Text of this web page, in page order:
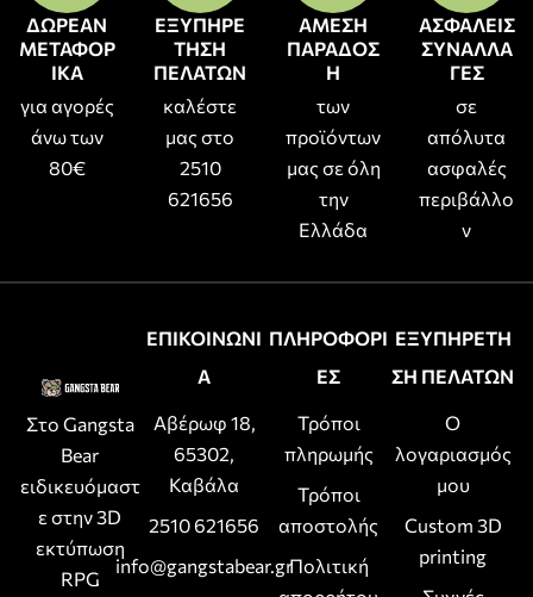
ΔΩΡΕΑΝ
ΜΕΤΑΦΟΡ
ΙΚΑ
για αγορές
άνω των
80€
ΕΞΥΠΗΡΕ
ΤΗΣΗ
ΠΕΛΑΤΩΝ
καλέστε
μας στο
2510
621656
ΑΜΕΣΗ
ΠΑΡΑΔΟΣ
Η
των
προϊόντων
μας σε όλη
την
Ελλάδα
ΑΣΦΑΛΕΙΣ
ΣΥΝΑΛΛΑ
ΓΕΣ
σε
απόλυτα
ασφαλές
περιβάλλο
ν
Στο Gangsta
Bear
ειδικευόμαστ
ε στην 3D
εκτύπωση
RPG
ΕΠΙΚΟΙΝΩΝΙ
Α
Αβέρωφ 18,
65302,
Καβάλα
2510 621656
info@gangstabear.gr
ΠΛΗΡΟΦΟΡΙ
ΕΣ
Τρόποι
πληρωμής
Τρόποι
αποστολής
Πολιτική
ΕΞΥΠΗΡΕΤΗ
ΣΗ ΠΕΛΑΤΩΝ
Ο
λογαριασμός
μου
Custom 3D
printing